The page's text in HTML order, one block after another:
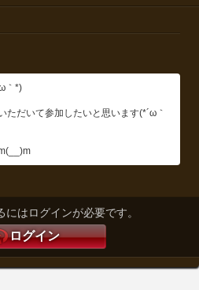
｀*)
ただいて参加したいと思います(*´ω｀
にはログインが必要です。
ログイン